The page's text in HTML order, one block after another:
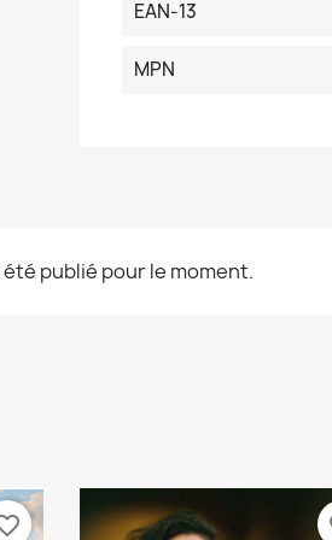
EAN-13
MPN
été publié pour le moment.